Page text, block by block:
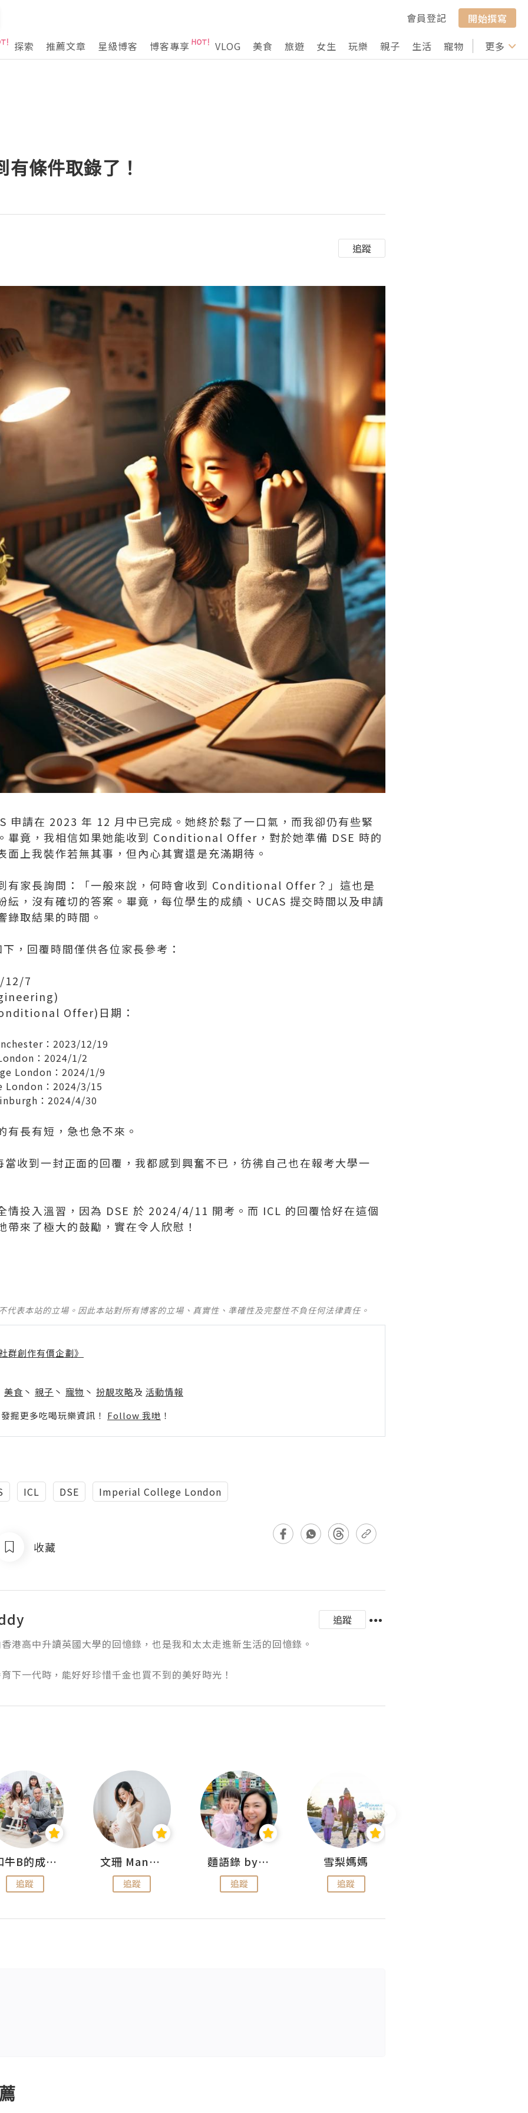
會員登記
開始撰寫
探索
推薦文章 星級博客 博客專享 VLOG 美食 旅遊 女生 玩樂 親子 生活 寵物 行山 打卡
更多
有條件取錄了！
追蹤
申請在 2023 年 12 月中已完成。她終於鬆了一口氣，而我卻仍有些緊
畢竟，我相信如果她能收到 Conditional Offer，對於她準備 DSE 時的
面上我裝作若無其事，但內心其實還是充滿期待。
有家長詢問：「一般來說，何時會收到 Conditional Offer？」這也是
紜，沒有確切的答案。畢竟，每位學生的成績、UCAS 提交時間以及申請
錄取結果的時間。
，回覆時間僅供各位家長參考：
12/7
Offer)日期：
：2023/12/19
：2024/1/2
London：2024/1/9
：2024/3/15
：2024/4/30
有長有短，急也急不來。
收到一封正面的回覆，我都感到興奮不已，彷彿自己也在報考大學一
情投入溫習，因為 DSE 於 2024/4/11 開考。而 ICL 的回覆恰好在這個
帶來了極大的鼓勵，實在令人欣慰！
代表本站的立場。因此本站對所有博客的立場、真實性、準確性及完整性不負任何法律責任。
群創作有價企劃》
美食 丶 親子 丶 寵物 丶 扮靚攻略及 活動情報
掘更多吃喝玩樂資訊！ Follow 我哋 ！
ICL DSE Imperial College London
收藏
追蹤
港高中升讀英國大學的回憶錄，也是我和太太走進新生活的回憶錄。
下一代時，能好好珍惜千金也買不到的美好時光！
和牛B的成長日記
追蹤
文珊 ManShan
追蹤
麵語錄 by Aminn
追蹤
雪梨媽媽
追蹤